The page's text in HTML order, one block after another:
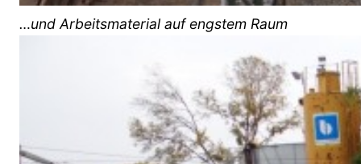
…und Arbeitsmaterial auf engstem Raum